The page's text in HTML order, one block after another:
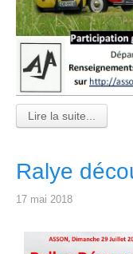
Lire la suite...
Ralye
17 mai 2018